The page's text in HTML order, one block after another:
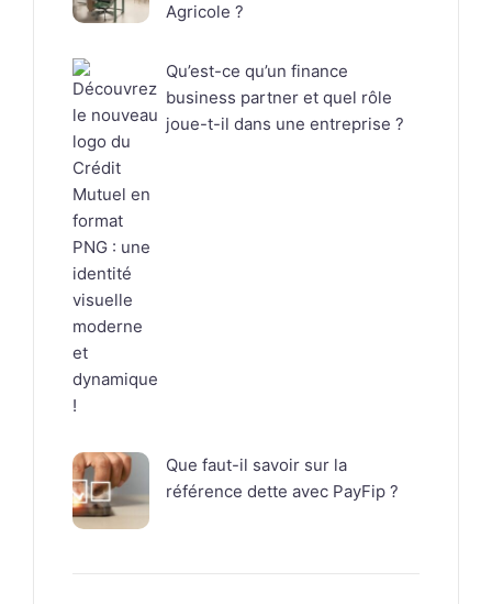
Agricole ?
Qu’est-ce qu’un finance
business partner et quel rôle
joue-t-il dans une entreprise ?
Que faut-il savoir sur la
référence dette avec PayFip ?